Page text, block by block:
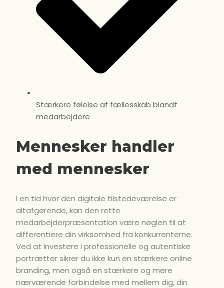
Stærkere følelse af fællesskab blandt
medarbejdere
Mennesker handler
med mennesker
I en tid hvor den digitale tilstedeværelse er
altafgørende, kan den rette
medarbejderpræsentation være nøglen til at
differentiere din virksomhed fra konkurrenterne.
Ved at investere i professionelle og autentiske
portrætter sikrer du ikke kun en stærkere online
branding, men også en stærkere og mere
nærværende forbindelse med mellem dig, din